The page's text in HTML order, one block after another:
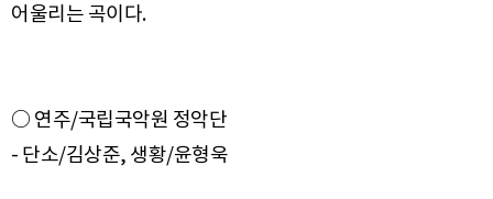
어울리는 곡이다.
○ 연주/국립국악원 정악단